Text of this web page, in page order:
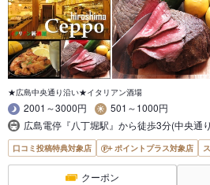
★広島中央通り沿い★イタリアン酒場
2001～3000円
501～1000円
広島電停『八丁堀駅』から徒歩3分(中央通
口コミ投稿特典対象店 ポイントプラス対象店
クーポン